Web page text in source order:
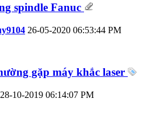
spindle Fanuc
26-05-2020 06:53:44 PM
gặp máy khắc laser
28-10-2019 06:14:07 PM